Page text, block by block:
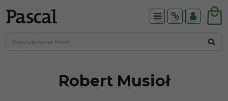
MenuInfoPanel
Robert Musioł